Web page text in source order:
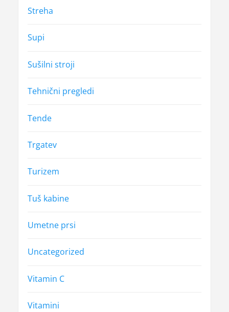
Streha
Supi
Sušilni stroji
Tehnični pregledi
Tende
Trgatev
Turizem
Tuš kabine
Umetne prsi
Uncategorized
Vitamin C
Vitamini